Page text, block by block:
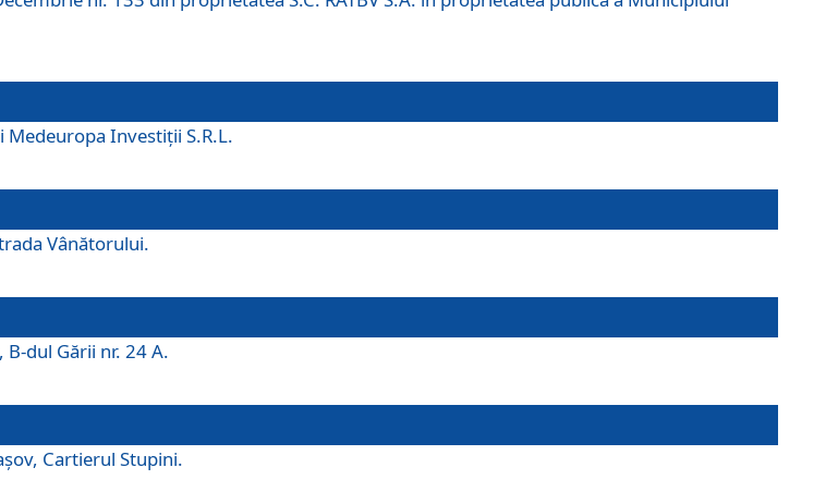
Investiții S.R.L.
Vânătorului.
dul Gării nr. 24 A.
Cartierul Stupini.